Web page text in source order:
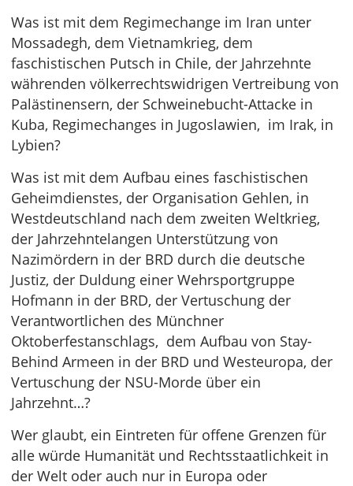
Was ist mit dem Regimechange im Iran unter
Mossadegh, dem Vietnamkrieg, dem
faschistischen Putsch in Chile, der Jahrzehnte
währenden völkerrechtswidrigen Vertreibung von
Palästinensern, der Schweinebucht-Attacke in
Kuba, Regimechanges in Jugoslawien, im Irak, in
Lybien?
Was ist mit dem Aufbau eines faschistischen
Geheimdienstes, der Organisation Gehlen, in
Westdeutschland nach dem zweiten Weltkrieg,
der Jahrzehntelangen Unterstützung von
Nazimördern in der BRD durch die deutsche
Justiz, der Duldung einer Wehrsportgruppe
Hofmann in der BRD, der Vertuschung der
Verantwortlichen des Münchner
Oktoberfestanschlags, dem Aufbau von Stay-
Behind Armeen in der BRD und Westeuropa, der
Vertuschung der NSU-Morde über ein
Jahrzehnt…?
Wer glaubt, ein Eintreten für offene Grenzen für
alle würde Humanität und Rechtsstaatlichkeit in
der Welt oder auch nur in Europa oder